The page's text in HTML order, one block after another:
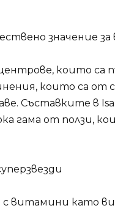
значение за
които са
които са от
Съставките в
гама от ползи,
с витамини като